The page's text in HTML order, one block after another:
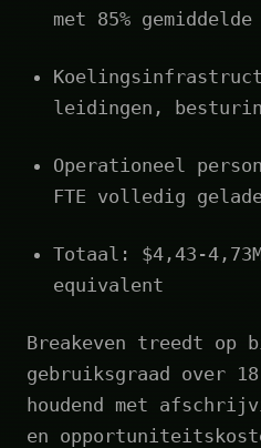
met 85%
leidingen,
Operationeel
FTE volledig
Totaal: $4,43-
equivalent
Breakeven treedt op
gebruiksgraad over
houdend met
en